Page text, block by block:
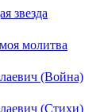
звезда
молитва
(Война)
(Стихи)